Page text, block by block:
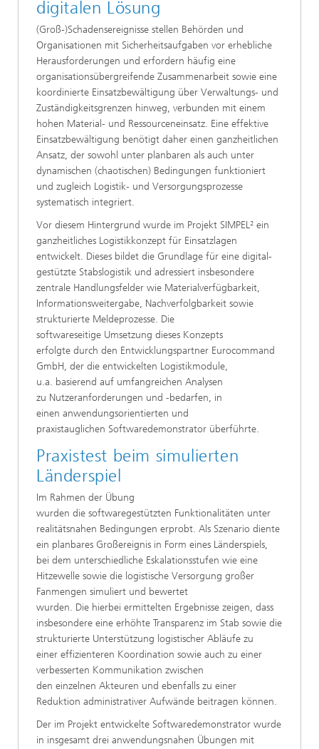
digitalen Lösung
(Groß-)Schadensereignisse stellen Behörden und
Organisationen mit Sicherheitsaufgaben vor erhebliche
Herausforderungen und erfordern häufig eine
organisationsübergreifende Zusammenarbeit sowie eine
koordinierte Einsatzbewältigung über Verwaltungs- und
Zuständigkeitsgrenzen hinweg, verbunden mit einem
hohen Material- und Ressourceneinsatz. Eine effektive
Einsatzbewältigung benötigt daher einen ganzheitlichen
Ansatz, der sowohl unter planbaren als auch unter
dynamischen (chaotischen) Bedingungen funktioniert
und zugleich Logistik- und Versorgungsprozesse
systematisch integriert.
Vor diesem Hintergrund wurde im Projekt SIMPEL² ein
ganzheitliches Logistikkonzept für Einsatzlagen
entwickelt. Dieses bildet die Grundlage für eine digital-
gestützte Stabslogistik und adressiert insbesondere
zentrale Handlungsfelder wie Materialverfügbarkeit,
Informationsweitergabe, Nachverfolgbarkeit sowie
strukturierte Meldeprozesse. Die
softwareseitige Umsetzung dieses Konzepts
erfolgte durch den Entwicklungspartner Eurocommand
GmbH, der die entwickelten Logistikmodule,
u.a. basierend auf umfangreichen Analysen
zu Nutzeranforderungen und -bedarfen, in
einen anwendungsorientierten und
praxistauglichen Softwaredemonstrator überführte.
Praxistest beim simulierten
Länderspiel
Im Rahmen der Übung
wurden die softwaregestützten Funktionalitäten unter
realitätsnahen Bedingungen erprobt. Als Szenario diente
ein planbares Großereignis in Form eines Länderspiels,
bei dem unterschiedliche Eskalationsstufen wie eine
Hitzewelle sowie die logistische Versorgung großer
Fanmengen simuliert und bewertet
wurden. Die hierbei ermittelten Ergebnisse zeigen, dass
insbesondere eine erhöhte Transparenz im Stab sowie die
strukturierte Unterstützung logistischer Abläufe zu
einer effizienteren Koordination sowie auch zu einer
verbesserten Kommunikation zwischen
den einzelnen Akteuren und ebenfalls zu einer
Reduktion administrativer Aufwände beitragen können.
Der im Projekt entwickelte Softwaredemonstrator wurde
in insgesamt drei anwendungsnahen Übungen mit